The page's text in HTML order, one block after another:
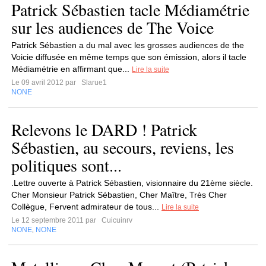
Patrick Sébastien tacle Médiamétrie
sur les audiences de The Voice
Patrick Sébastien a du mal avec les grosses audiences de the
Voicie diffusée en même temps que son émission, alors il tacle
Médiamétrie en affirmant que...
Lire la suite
Le 09 avril 2012 par
Slarue1
NONE
Relevons le DARD ! Patrick
Sébastien, au secours, reviens, les
politiques sont...
.Lettre ouverte à Patrick Sébastien, visionnaire du 21ème siècle.
Cher Monsieur Patrick Sébastien, Cher Maître, Très Cher
Collègue, Fervent admirateur de tous...
Lire la suite
Le 12 septembre 2011 par
Cuicuinrv
NONE NONE